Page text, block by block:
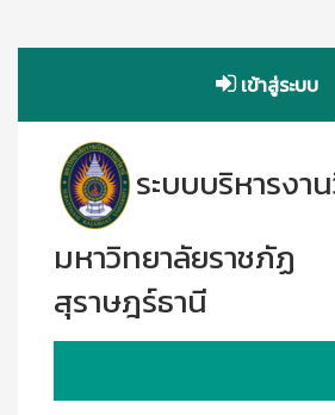
เข้าสู่ระบบ
ระบบบริหารงา
มหาวิทยาลัยราชภัฏ
สุราษฎร์ธานี